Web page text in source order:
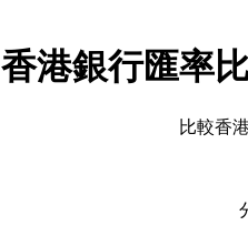
香港銀行匯率
比較香